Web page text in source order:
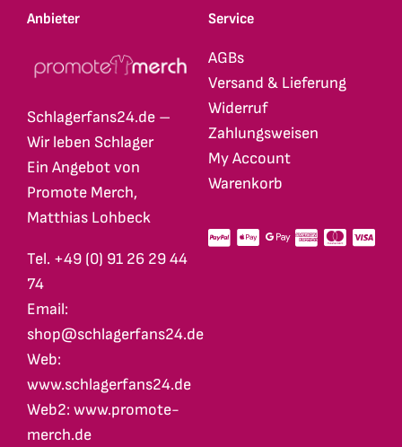
gewählt
gewählt
Anbieter
Schlagerfans24.de –
Wir leben Schlager
Ein Angebot von
Promote Merch,
Matthias Lohbeck
Tel. +49 (0) 91 26 29 44
74
Email:
shop@schlagerfans24.de
Web:
www.schlagerfans24.de
Web2: www.promote-
merch.de
Service
AGBs
Versand & Lieferung
Widerruf
Zahlungsweisen
My Account
Warenkorb